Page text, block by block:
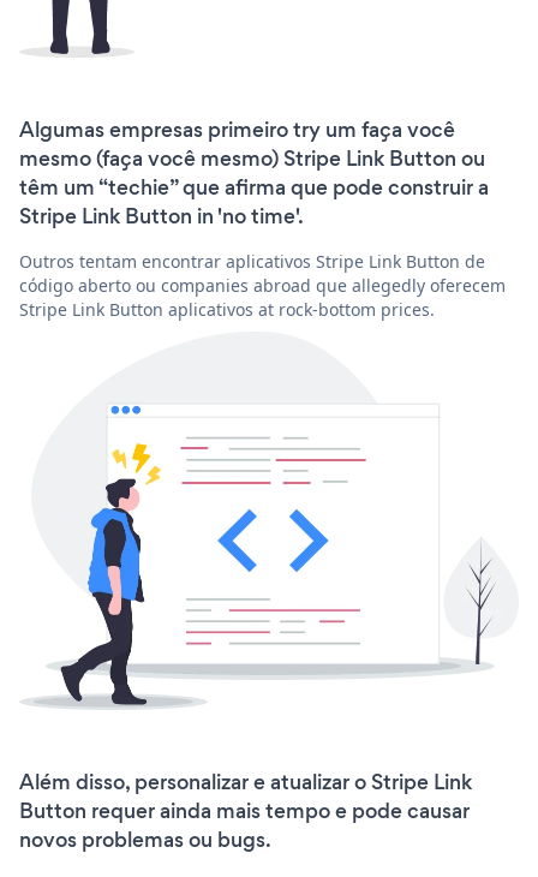
Algumas empresas primeiro try um faça você
mesmo (faça você mesmo) Stripe Link Button ou
têm um “techie” que afirma que pode construir a
Stripe Link Button in 'no time'.
Outros tentam encontrar aplicativos Stripe Link Button de
código aberto ou companies abroad que allegedly oferecem
Stripe Link Button aplicativos at rock-bottom prices.
Além disso, personalizar e atualizar o Stripe Link
Button requer ainda mais tempo e pode causar
novos problemas ou bugs.